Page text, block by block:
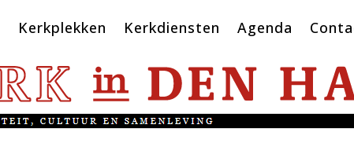
Kerkplekken Kerkdiensten Agenda